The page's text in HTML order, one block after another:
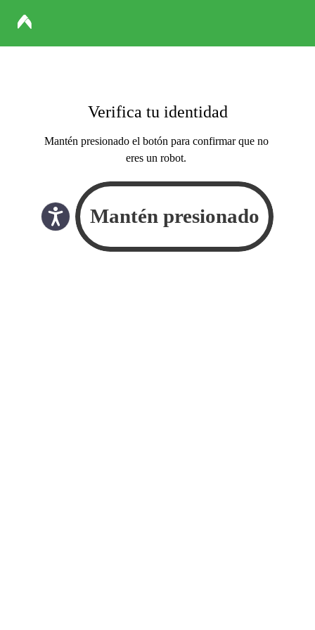
Verifica tu identidad
Mantén presionado el botón para confirmar que no
eres un robot.